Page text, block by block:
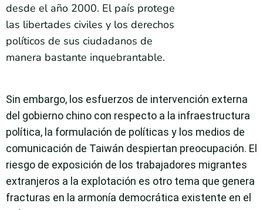
desde el año 2000. El país protege
las libertades civiles y los derechos
políticos de sus ciudadanos de
manera bastante inquebrantable.
Sin embargo, los esfuerzos de intervención externa
del gobierno chino con respecto a la infraestructura
política, la formulación de políticas y los medios de
comunicación de Taiwán despiertan preocupación. El
riesgo de exposición de los trabajadores migrantes
extranjeros a la explotación es otro tema que genera
fracturas en la armonía democrática existente en el